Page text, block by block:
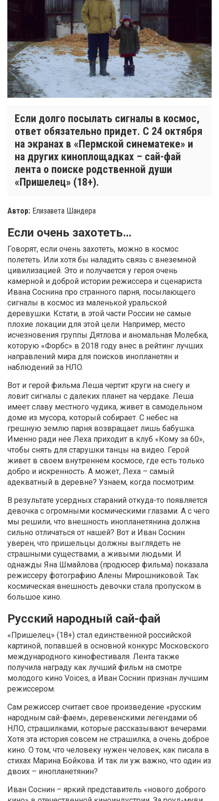
Если долго посылать сигналы в космос,
ответ обязательно придет. С 24 октября
на экранах в «Пермской синематеке» и
на других киноплощадках – сай-фай
лента о поиске родственной души
«Пришелец» (18+).
Автор: Елизавета Шандера
Если очень захотеть…
Говорят, если очень захотеть, можно в космос
полететь. Или хотя бы наладить связь с внеземной
цивилизацией. Это и получается у героя очень
камерной и доброй истории режиссера и сценариста
Ивана Соснина про странного парня, посылающего
сигналы в космос из маленькой уральской
деревушки. Кстати, в этой части России не самые
плохие локации для этой цели. Например, место
исчезновения группы Дятлова и аномальная Молебка,
которую «Форбс» в 2018 году внес в рейтинг лучших
направлений мира для поисков инопланетян и
наблюдений за НЛО.
Вот и герой фильма Леша чертит круги на снегу и
ловит сигналы с далеких планет на чердаке. Леша
имеет славу местного чудика, живет в самодельном
доме из мусора, который собирает. С небес на
грешную землю парня возвращает лишь бабушка.
Именно ради нее Леха приходит в клуб «Кому за 60»,
чтобы снять для старушки танцы на видео. Герой
живет в своем внутреннем космосе, где есть только
добро и искренность. А может, Леха – самый
адекватный в деревне? Узнаем, когда посмотрим.
В результате усердных стараний откуда-то появляется
девочка с огромными космическими глазами. А с чего
мы решили, что внешность инопланетянина должна
сильно отличаться от нашей? Вот и Иван Соснин
уверен, что пришельцы должны выглядеть не
страшными существами, а живыми людьми. И
однажды Яна Шмайлова (продюсер фильма) показала
режиссеру фотографию Алены Мирошниковой. Так
космическая внешность девочки стала пропуском в
большое кино.
Русский народный сай-фай
«Пришелец» (18+) стал единственной российской
картиной, попавшей в основной конкурс Московского
международного кинофестиваля. Лента также
получила награду как лучший фильм на смотре
молодого кино Voices, а Иван Соснин признан лучшим
режиссером.
Сам режиссер считает свое произведение «русским
народным сай-фаем», деревенскими легендами об
НЛО, страшилками, которые рассказывают вечерами.
Хотя эта история совсем не страшилка, а очень доброе
кино. О том, что человеку нужен человек, как писала в
стихах Марина Бойкова. И так ли уж важно, что один из
двоих – инопланетянин?
Иван Соснин – яркий представитель «нового доброго